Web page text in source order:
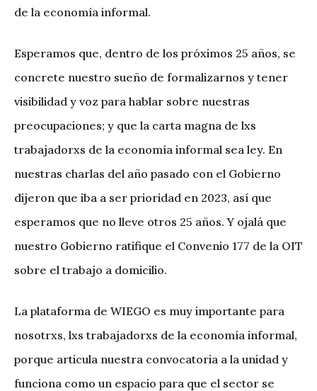
de la economía informal.
Esperamos que, dentro de los próximos 25 años, se
concrete nuestro sueño de formalizarnos y tener
visibilidad y voz para hablar sobre nuestras
preocupaciones; y que la carta magna de lxs
trabajadorxs de la economía informal sea ley. En
nuestras charlas del año pasado con el Gobierno
dijeron que iba a ser prioridad en 2023, así que
esperamos que no lleve otros 25 años. Y ojalá que
nuestro Gobierno ratifique el Convenio 177 de la OIT
sobre el trabajo a domicilio.
La plataforma de WIEGO es muy importante para
nosotrxs, lxs trabajadorxs de la economía informal,
porque articula nuestra convocatoria a la unidad y
funciona como un espacio para que el sector se